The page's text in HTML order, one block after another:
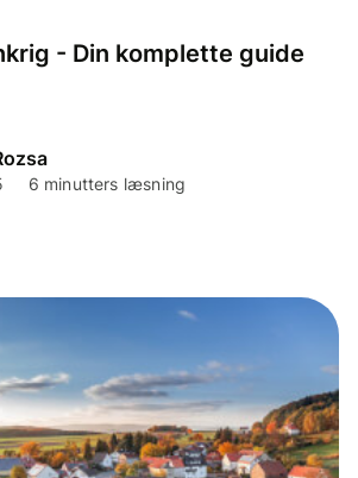
- Din komplette guide
6 minutters læsning